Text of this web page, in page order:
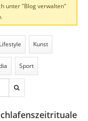
unter "Blog verwalten"
Lifestyle Kunst
Sport